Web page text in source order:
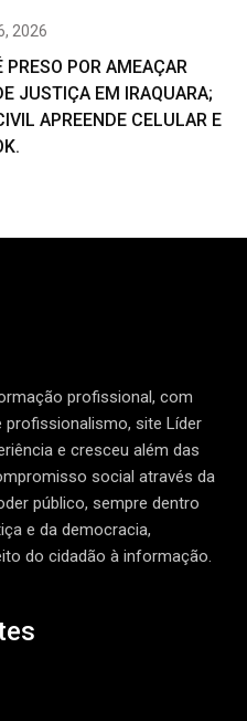
2026
PRESO POR AMEAÇAR
JUSTIÇA EM IRAQUARA;
APREENDE CELULAR E
profissional, com
profissionalismo, site Líder
e cresceu além das
social através da
público, sempre dentro
e da democracia,
do cidadão à informação.